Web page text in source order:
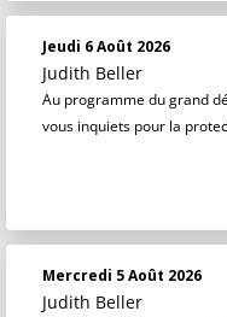
Jeudi 6 Août 2026
Judith Beller
Au programme du grand
vous inquiets pour la
Mercredi 5 Août 2026
Judith Beller